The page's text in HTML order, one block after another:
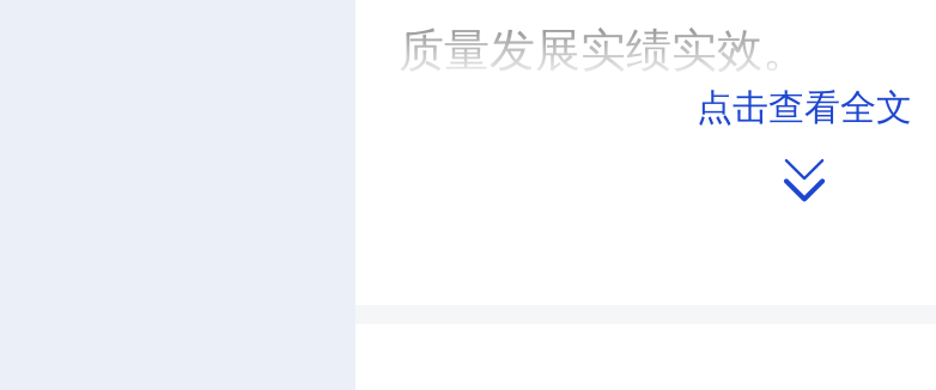
质量发展实绩实效。
点击查看全文
